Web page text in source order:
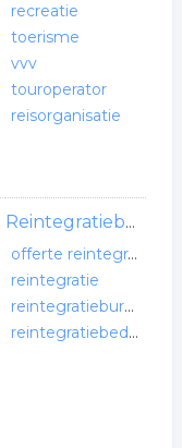
recreatie
toerisme
vvv
touroperator
reisorganisatie
Reintegratiebedrijf
offerte reintegratiebedrijf
reintegratie
reintegratiebureau
reintegratiebedrijf